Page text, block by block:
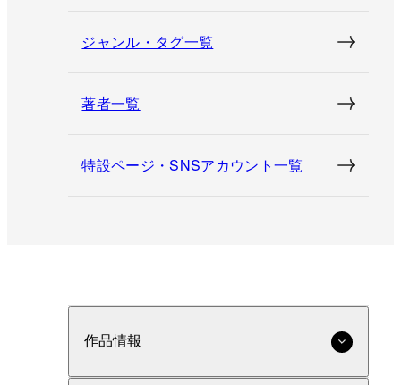
ジャンル・タグ一覧
著者一覧
特設ページ・SNSアカウント一覧
作品情報